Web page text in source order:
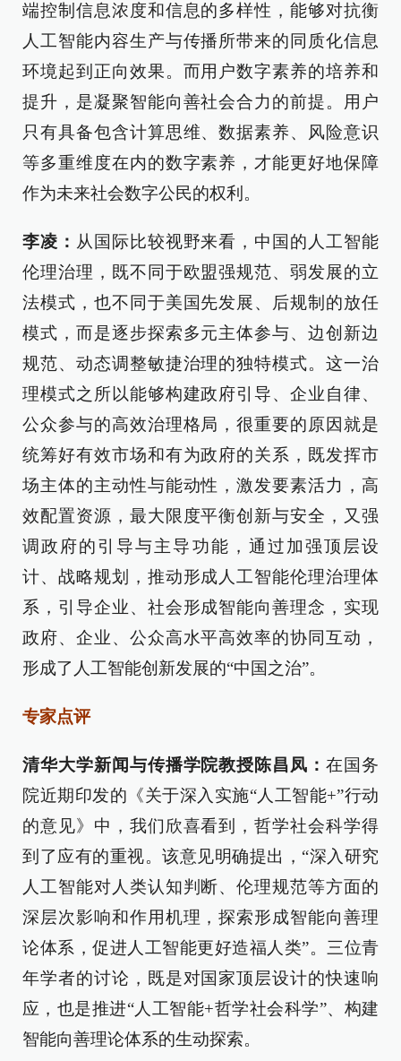
端控制信息浓度和信息的多样性，能够对抗衡
人工智能内容生产与传播所带来的同质化信息
环境起到正向效果。而用户数字素养的培养和
提升，是凝聚智能向善社会合力的前提。用户
只有具备包含计算思维、数据素养、风险意识
等多重维度在内的数字素养，才能更好地保障
作为未来社会数字公民的权利。
李凌： 从国际比较视野来看，中国的人工智能
伦理治理，既不同于欧盟强规范、弱发展的立
法模式，也不同于美国先发展、后规制的放任
模式，而是逐步探索多元主体参与、边创新边
规范、动态调整敏捷治理的独特模式。这一治
理模式之所以能够构建政府引导、企业自律、
公众参与的高效治理格局，很重要的原因就是
统筹好有效市场和有为政府的关系，既发挥市
场主体的主动性与能动性，激发要素活力，高
效配置资源，最大限度平衡创新与安全，又强
调政府的引导与主导功能，通过加强顶层设
计、战略规划，推动形成人工智能伦理治理体
系，引导企业、社会形成智能向善理念，实现
政府、企业、公众高水平高效率的协同互动，
形成了人工智能创新发展的“中国之治”。
专家点评
清华大学新闻与传播学院教授陈昌凤：在国务
院近期印发的《关于深入实施“人工智能+”行动
的意见》中，我们欣喜看到，哲学社会科学得
到了应有的重视。该意见明确提出，“深入研究
人工智能对人类认知判断、伦理规范等方面的
深层次影响和作用机理，探索形成智能向善理
论体系，促进人工智能更好造福人类”。三位青
年学者的讨论，既是对国家顶层设计的快速响
应，也是推进“人工智能+哲学社会科学”、构建
智能向善理论体系的生动探索。